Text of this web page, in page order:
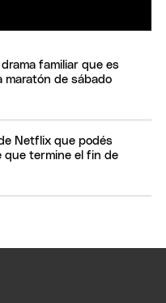
familiar que es
maratón de sábado
Netflix que podés
que termine el fin de